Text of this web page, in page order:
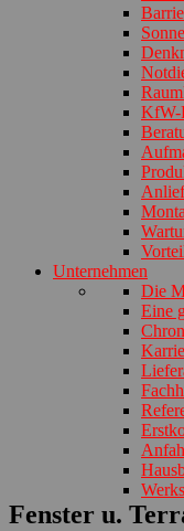
KfW-
Unternehmen
Die
Eine
Fenster u.